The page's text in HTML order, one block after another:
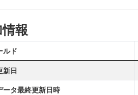
報
ルド
新日
ータ最終更新日時